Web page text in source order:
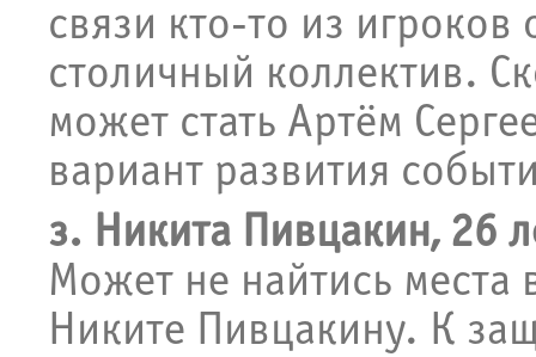
связи кто-то из
столичный коллектив.
может стать Артём
вариант развития
з. Никита Пивцакин, 26
Может не найтись места
Никите Пивцакину. К